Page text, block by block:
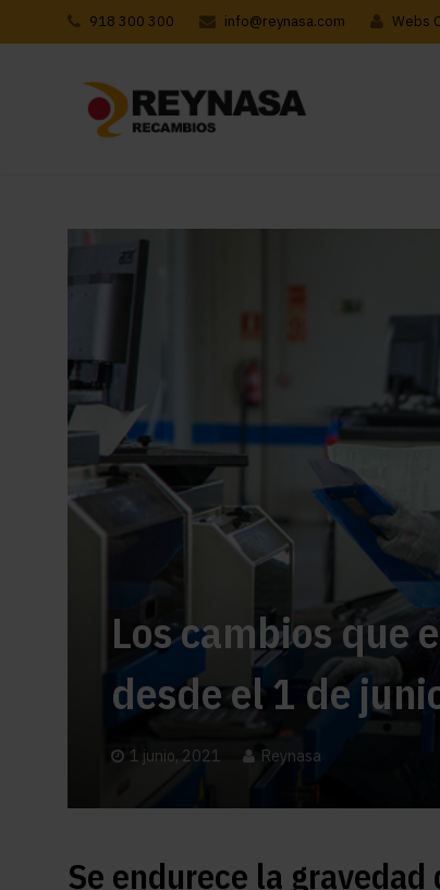
918 300 300 info@reynasa.com Webs
Los cambios que
desde el 1 de
1 junio, 2021 Reynasa
Se endurece la